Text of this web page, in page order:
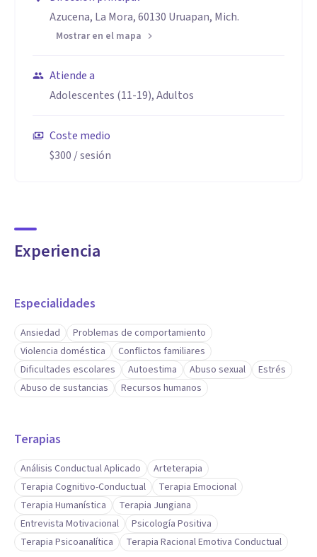
Azucena, La Mora, 60130 Uruapan, Mich.
Mostrar en el mapa
Atiende a
Adolescentes (11-19), Adultos
Coste medio
$300 / sesión
Experiencia
Especialidades
Ansiedad
Problemas de comportamiento
Violencia doméstica
Conflictos familiares
Dificultades escolares
Autoestima Abuso sexual
Estrés
Abuso de sustancias
Recursos humanos
Terapias
Análisis Conductual Aplicado
Arteterapia
Terapia Cognitivo-Conductual
Terapia Emocional
Terapia Humanística
Terapia Jungiana
Entrevista Motivacional
Psicología Positiva
Terapia Psicoanalítica
Terapia Racional Emotiva Conductual